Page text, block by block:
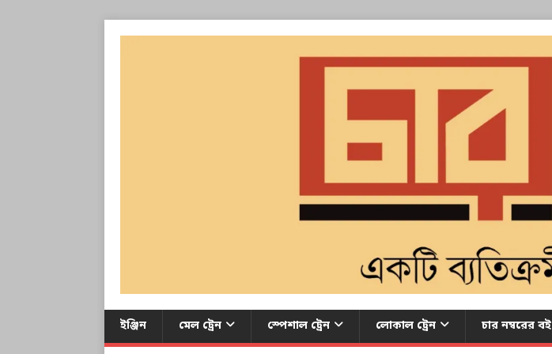
ইঞ্জিন মেল ট্রেন স্পেশাল ট্রেন লোকাল ট্রেন চার নম্বরের বই